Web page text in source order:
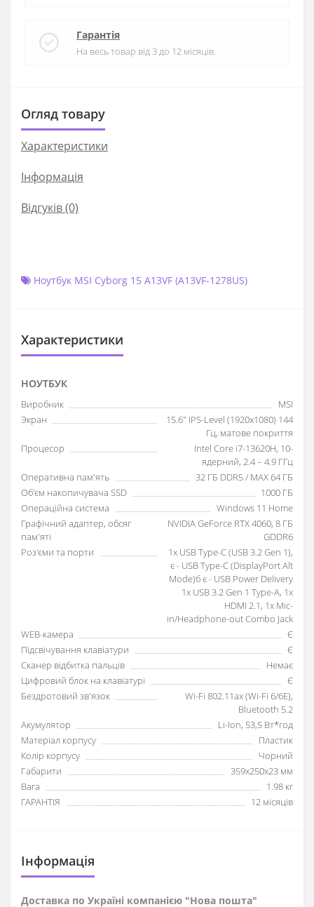
Гарантія
На весь товар від 3 до 12 місяців.
Огляд товару
Характеристики
Iнформація
Відгуків (0)
Ноутбук MSI Cyborg 15 A13VF (A13VF-1278US)
Характеристики
НОУТБУК
Виробник
MSI
Экран
15.6" IPS-Level (1920x1080) 144
Гц, матове покриття
Процесор
Intel Core i7-13620H, 10-
ядерний, 2.4 – 4.9 ГГц
Оперативна пам'ять
32 ГБ DDR5 / MAX 64 ГБ
Об'єм накопичувача SSD
1000 ГБ
Операційна система
Windows 11 Home
Графічний адаптер, обсяг
пам'яті
NVIDIA GeForce RTX 4060, 8 ГБ
GDDR6
Роз'єми та порти
1x USB Type-C (USB 3.2 Gen 1),
є - USB Type-C (DisplayPort Alt
Mode)б є - USB Power Delivery
1x USB 3.2 Gen 1 Type-A, 1x
HDMI 2.1, 1x Mic-
in/Headphone-out Combo Jack
WEB-камера
Є
Підсвічування клавіатури
Є
Сканер відбитка пальців
Немає
Цифровий блок на клавіатурі
Є
Бездротовий зв'язок
Wi-Fi 802.11ax (Wi-Fi 6/6E),
Bluetooth 5.2
Акумулятор
Li-Ion, 53,5 Вт*год
Матеріал корпусу
Пластик
Колір корпусу
Чорний
Габарити
359x250x23 мм
Вага
1.98 кг
ГАРАНТІЯ
12 місяців
Iнформація
Доставка по Україні компанією "Нова пошта"